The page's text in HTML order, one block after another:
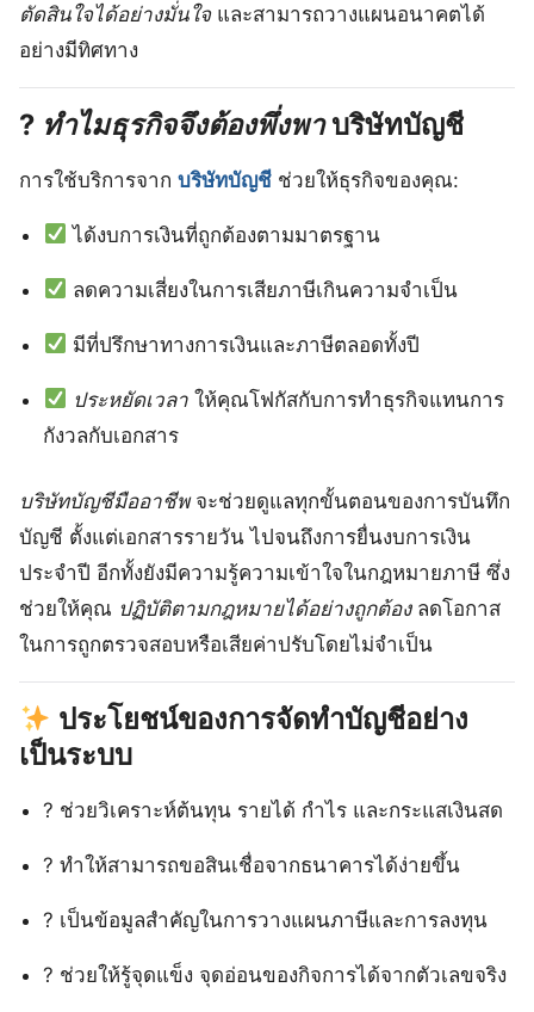
ตัดสินใจได้อย่างมั่นใจและสามารถวางแผนอนาคตได้
อย่างมีทิศทาง
? ทำไมธุรกิจจึงต้องพึ่งพา บริษัทบัญชี
การใช้บริการจาก บริษัทบัญชี ช่วยให้ธุรกิจของคุณ:
ได้งบการเงินที่ถูกต้องตามมาตรฐาน
ลดความเสี่ยงในการเสียภาษีเกินความจำเป็น
มีที่ปรึกษาทางการเงินและภาษีตลอดทั้งปี
ประหยัดเวลาให้คุณโฟกัสกับการทำธุรกิจแทนการ
กังวลกับเอกสาร
บริษัทบัญชีมืออาชีพจะช่วยดูแลทุกขั้นตอนของการบันทึก
บัญชี ตั้งแต่เอกสารรายวัน ไปจนถึงการยื่นงบการเงิน
ประจำปี อีกทั้งยังมีความรู้ความเข้าใจในกฎหมายภาษี ซึ่ง
ช่วยให้คุณ ปฏิบัติตามกฎหมายได้อย่างถูกต้องลดโอกาส
ในการถูกตรวจสอบหรือเสียค่าปรับโดยไม่จำเป็น
ประโยชน์ของการจัดทำบัญชีอย่าง
เป็นระบบ
? ช่วยวิเคราะห์ต้นทุน รายได้ กำไร และกระแสเงินสด
? ทำให้สามารถขอสินเชื่อจากธนาคารได้ง่ายขึ้น
? เป็นข้อมูลสำคัญในการวางแผนภาษีและการลงทุน
? ช่วยให้รู้จุดแข็ง จุดอ่อนของกิจการได้จากตัวเลขจริง